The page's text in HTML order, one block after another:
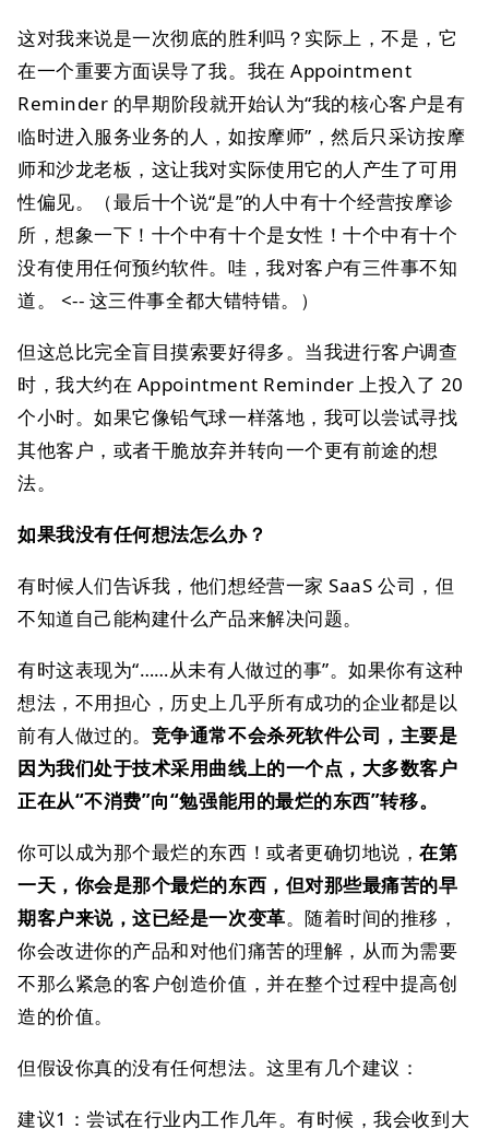
这对我来说是一次彻底的胜利吗？实际上，不是，它
在一个重要方面误导了我。我在 Appointment
Reminder 的早期阶段就开始认为“我的核心客户是有
临时进入服务业务的人，如按摩师”，然后只采访按摩
师和沙龙老板，这让我对实际使用它的人产生了可用
性偏见。（最后十个说“是”的人中有十个经营按摩诊
所，想象一下！十个中有十个是女性！十个中有十个
没有使用任何预约软件。哇，我对客户有三件事不知
道。 <-- 这三件事全都大错特错。）
但这总比完全盲目摸索要好得多。当我进行客户调查
时，我大约在 Appointment Reminder 上投入了 20
个小时。如果它像铅气球一样落地，我可以尝试寻找
其他客户，或者干脆放弃并转向一个更有前途的想
法。
如果我没有任何想法怎么办？
有时候人们告诉我，他们想经营一家 SaaS 公司，但
不知道自己能构建什么产品来解决问题。
有时这表现为“……从未有人做过的事”。如果你有这种
想法，不用担心，历史上几乎所有成功的企业都是以
前有人做过的。 竞争通常不会杀死软件公司，主要是
因为我们处于技术采用曲线上的一个点，大多数客户
正在从“不消费”向“勉强能用的最烂的东西”转移。
你可以成为那个最烂的东西！或者更确切地说，在第
一天，你会是那个最烂的东西，但对那些最痛苦的早
期客户来说，这已经是一次变革。随着时间的推移，
你会改进你的产品和对他们痛苦的理解，从而为需要
不那么紧急的客户创造价值，并在整个过程中提高创
造的价值。
但假设你真的没有任何想法。这里有几个建议：
建议1：尝试在行业内工作几年。有时候，我会收到大